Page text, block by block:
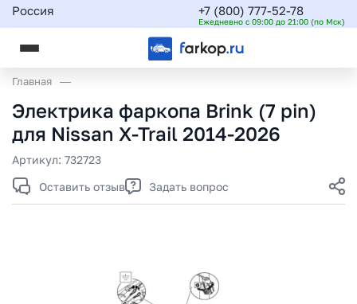
Россия +7 (800) 777-52-78
Ежедневно с 09:00 до 21:00 (по Мск)
Главная
Электрика фаркопа Brink (7 pin)
для Nissan X-Trail 2014-2026
Артикул: 732723
Оставить отзыв
Задать вопрос